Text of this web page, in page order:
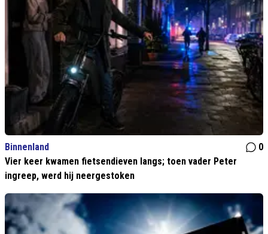
Binnenland
0
Vier keer kwamen fietsendieven langs; toen vader Peter
ingreep, werd hij neergestoken